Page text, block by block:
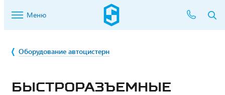
Меню
Оборудование автоцистерн
БЫСТРОРАЗЪЕМНЫЕ